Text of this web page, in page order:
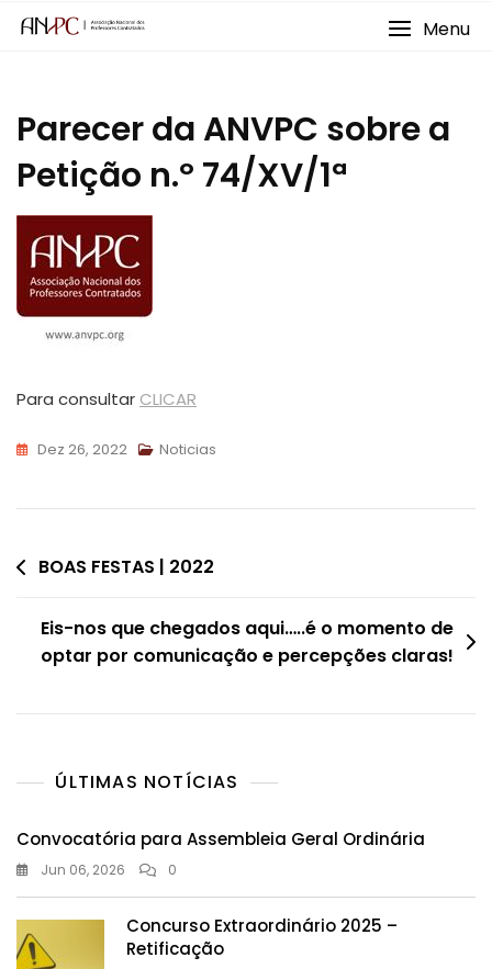
Menu
Parecer da ANVPC sobre a
Petição n.º 74/XV/1ª
Para consultar CLICAR
Dez 26, 2022 Noticias
Navegação
artigos
BOAS FESTAS | 2022
Eis-nos que chegados aqui…..é o momento de
optar por comunicação e percepções claras!
ÚLTIMAS NOTÍCIAS
Convocatória para Assembleia Geral Ordinária
Jun 06, 2026 0
Concurso Extraordinário 2025 –
Retificação